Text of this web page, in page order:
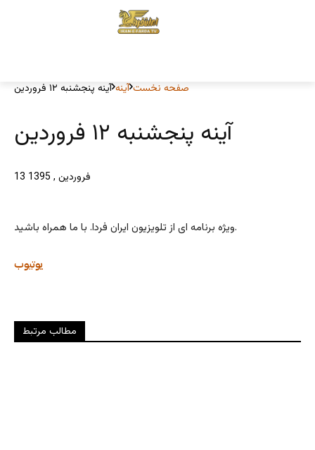
صفحه نخست آینه آینه پنجشنبه ۱۲ فروردین
آینه پنجشنبه ۱۲ فروردین
13 فروردین , 1395
ویژه برنامه ای از تلویزیون ایران فردا. با ما همراه باشید.
یوتیوب
مطالب مرتبط